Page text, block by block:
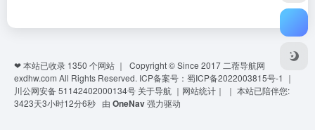
❤ 本站已收录 1350 个网站 ｜ Copyright © Since 2017 二蓿导航网
exdhw.com All Rights Reserved. ICP备案号：蜀ICP备2022003815号-1 ｜
川公网安备 51142402000134号 关于导航 ｜ 网站统计 ｜ ｜ 本站已陪伴您:
3423天3小时12分6秒 由 OneNav强力驱动